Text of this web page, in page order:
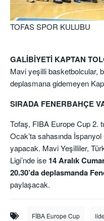
TOFAS SPOR KULUBU
GALİBİYETİ KAPTAN
Mavi yeşilli basketbolcular,
deplasmana gidemeyen
SIRADA FENERBAHÇE
Tofaş, FIBA Europe Cup 2.
Ocak’ta sahasında
yapacak. Mavi Yeşilliler,
Ligi’nde ise 14 Aralık
20.30’da deplasmanda
paylaşacak.
FİBA Europe Cup